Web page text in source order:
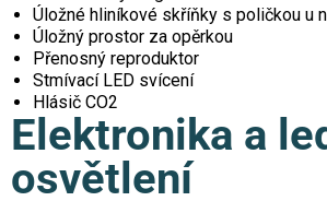
Úložné hliníkové skříňky s poličkou u
Úložný prostor za opěrkou
Přenosný reproduktor
Stmívací LED svícení
Hlásič CO2
Elektronika a
osvětlení